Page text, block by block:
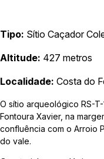
Tipo: Sítio Caçador
Altitude: 427 metros
Localidade: Costa do
O sítio arqueológico RS-
Fontoura Xavier, na
confluência com o Arroio
do vale.
Av. Avelino Talini, 171,
E-mail: